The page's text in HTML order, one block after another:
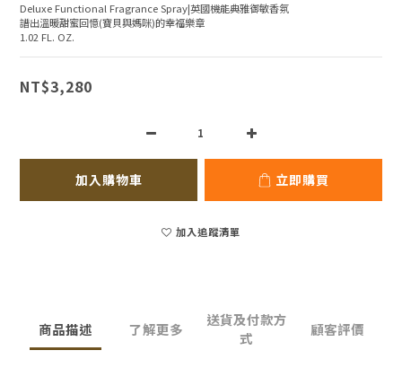
Deluxe Functional Fragrance Spray|英國機能典雅御敏香氛
譜出溫暖甜蜜回憶(寶貝與媽咪)的幸福樂章
1.02 FL. OZ.
NT$3,280
加入購物車 立即購買
加入追蹤清單
商品描述 了解更多
送貨及付款方
式
顧客評價